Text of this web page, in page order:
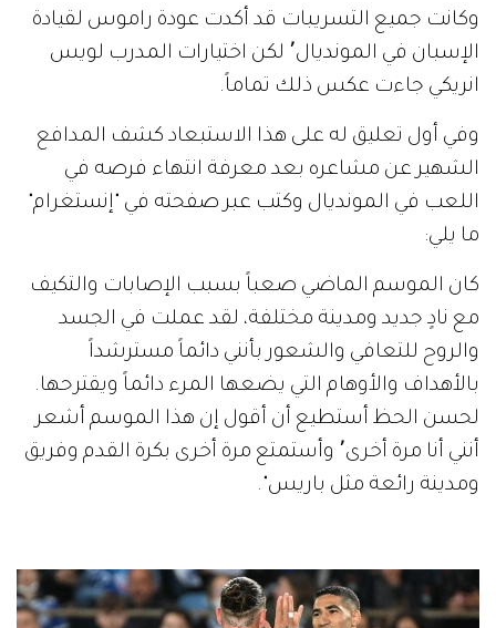
وكانت جميع التسريبات قد أكدت عودة راموس لقيادة
الإسبان في المونديال٬ لكن اختيارات المدرب لويس
انريكي جاءت عكس ذلك تماماً.
وفي أول تعليق له على هذا الاستبعاد كشف المدافع
الشهير عن مشاعره بعد معرفة انتهاء فرصه في
اللعب في المونديال وكتب عبر صفحته في "إنستغرام"
ما يلي:
كان الموسم الماضي صعباً بسبب الإصابات والتكيف
مع نادٍ جديد ومدينة مختلفة، لقد عملت في الجسد
والروح للتعافي والشعور بأنني دائماً مسترشداً
بالأهداف والأوهام التي يضعها المرء دائماً ويقترحها.
لحسن الحظ أستطيع أن أقول إن هذا الموسم أشعر
أنني أنا مرة أخرى٬ وأستمتع مرة أخرى بكرة القدم وفريق
ومدينة رائعة مثل باريس".